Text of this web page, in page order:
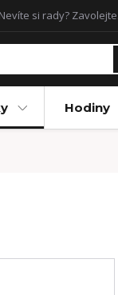
Nevíte si rady? Zavolejte.
Hodiny